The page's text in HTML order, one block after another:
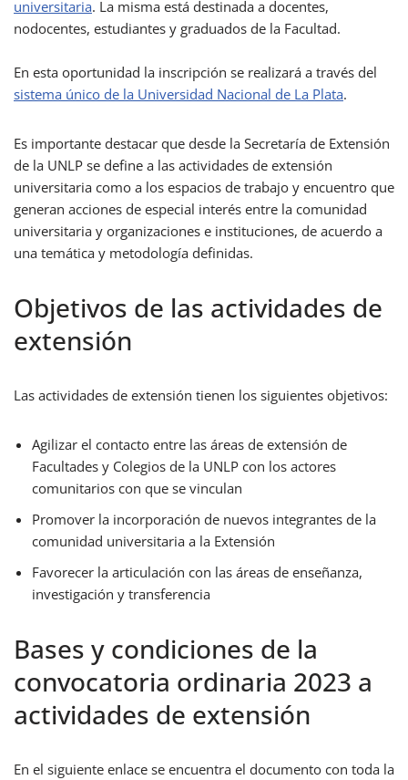
universitaria. La misma está destinada a docentes,
nodocentes, estudiantes y graduados de la Facultad.
En esta oportunidad la inscripción se realizará a través del
sistema único de la Universidad Nacional de La Plata.
Es importante destacar que desde la Secretaría de Extensión
de la UNLP se define a las actividades de extensión
universitaria como a los espacios de trabajo y encuentro que
generan acciones de especial interés entre la comunidad
universitaria y organizaciones e instituciones, de acuerdo a
una temática y metodología definidas.
Objetivos de las actividades de
extensión
Las actividades de extensión tienen los siguientes objetivos:
Agilizar el contacto entre las áreas de extensión de
Facultades y Colegios de la UNLP con los actores
comunitarios con que se vinculan
Promover la incorporación de nuevos integrantes de la
comunidad universitaria a la Extensión
Favorecer la articulación con las áreas de enseñanza,
investigación y transferencia
Bases y condiciones de la
convocatoria ordinaria 2023 a
actividades de extensión
En el siguiente enlace se encuentra el documento con toda la